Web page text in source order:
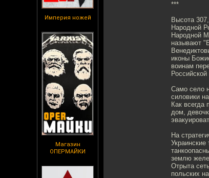
Империя ножей
Магазин
ОПЕРМАЙКИ
***
Высота
Народной
Народной
называют
иконы
воинам
Само село
силовики
Как
дом,
На
землю
Отрыта
польских